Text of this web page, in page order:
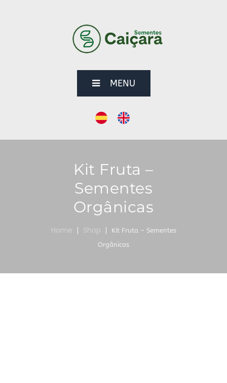
MENU
Kit Fruta –
Sementes
Orgânicas
Home Shop
Kit Fruta – Sementes
Orgânicas